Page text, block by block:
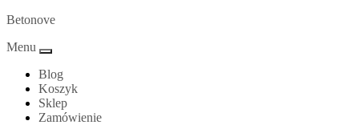
Skip
content
Betonove
Menu
Blog
Koszyk
Sklep
Zamówienie